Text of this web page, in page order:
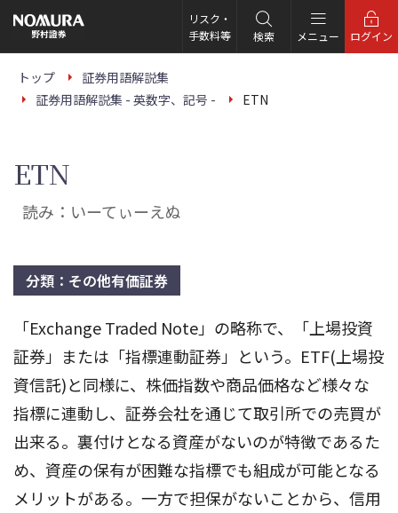
の
ー
リスク・
手数料等
検索 メニュー ログイン
トップ
証券用語解説集
証券用語解説集 - 英数字、記号 -
ETN
ETN
読み：いーてぃーえぬ
分類：その他有価証券
「Exchange Traded Note」の略称で、「上場投資
証券」または「指標連動証券」という。ETF(上場投
資信託)と同様に、株価指数や商品価格など様々な
指標に連動し、証券会社を通じて取引所での売買が
出来る。裏付けとなる資産がないのが特徴であるた
め、資産の保有が困難な指標でも組成が可能となる
メリットがある。一方で担保がないことから、信用